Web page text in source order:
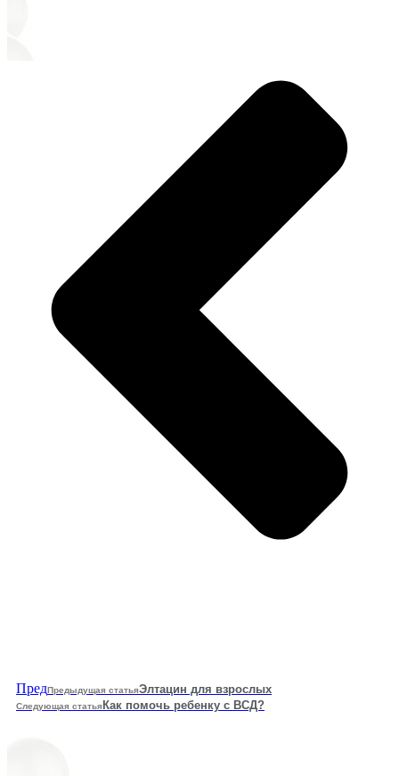
ПредПредыдущая статьяЭлтацин для взрослых
Следующая статьяКак помочь ребенку с ВСД?